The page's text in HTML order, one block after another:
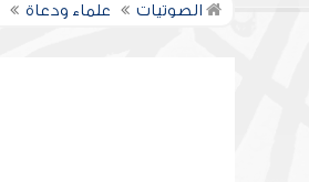
الصوتيات علماء ودعاة